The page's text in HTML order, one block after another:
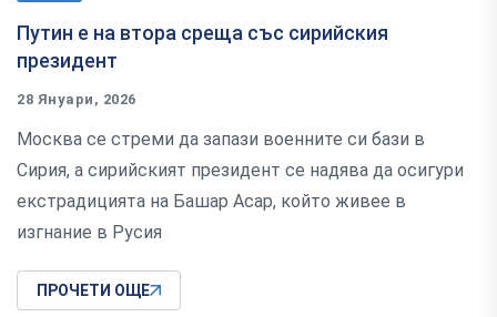
Путин е на втора среща със сирийския
президент
28 Януари, 2026
Москва се стреми да запази военните си бази в
Сирия, а сирийският президент се надява да осигури
екстрадицията на Башар Асар, който живее в
изгнание в Русия
ПРОЧЕТИ ОЩЕ